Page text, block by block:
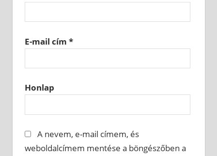
E-mail cím *
Honlap
A nevem, e-mail címem, és
weboldalcímem mentése a böngészőben a